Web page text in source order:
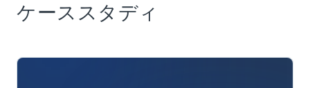
ケーススタディ